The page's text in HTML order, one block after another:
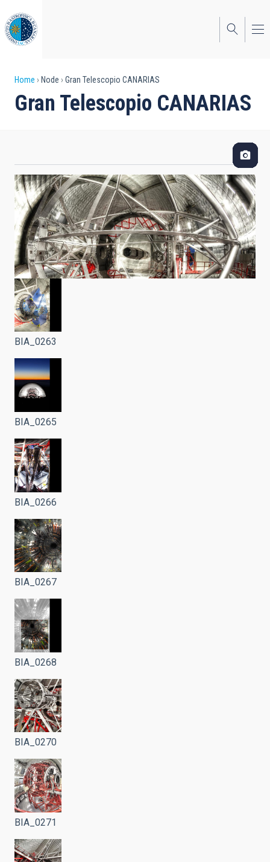
to
main
content
Breadcrumb
Home Node Gran Telescopio CANARIAS
Gran Telescopio CANARIAS
BIA_0263
BIA_0265
BIA_0266
BIA_0267
BIA_0268
BIA_0270
BIA_0271